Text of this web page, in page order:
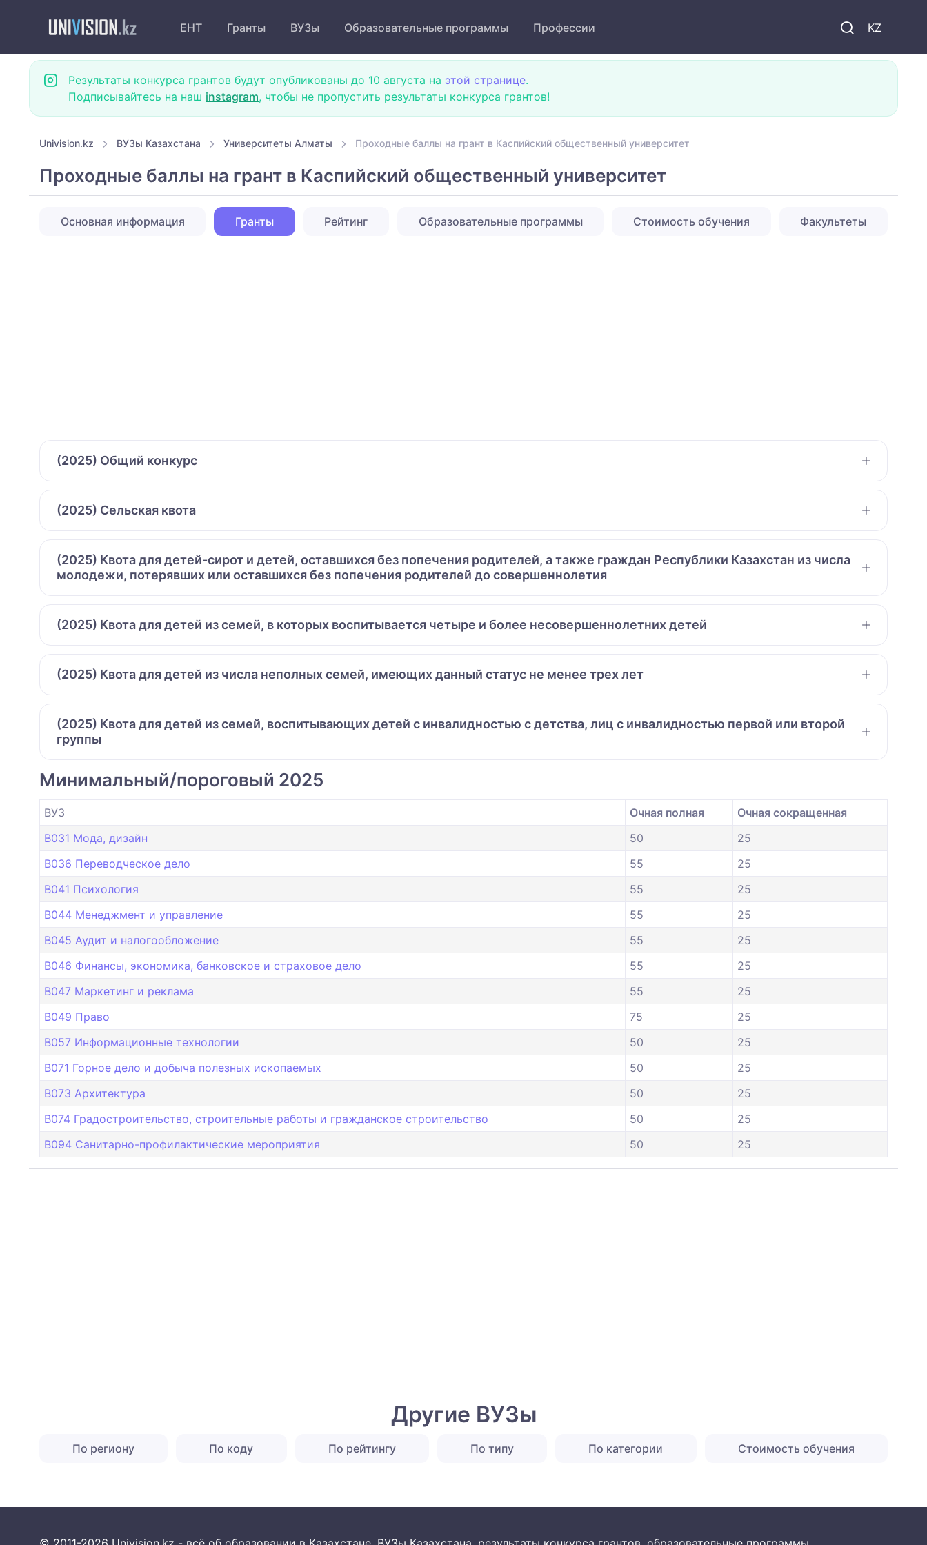
KZ
ЕНТ Гранты ВУЗы Образовательные программы Профессии
Результаты конкурса грантов будут опубликованы до 10 августа на этой странице.
Подписывайтесь на наш instagram, чтобы не пропустить результаты конкурса грантов!
Univision.kz ВУЗы Казахстана Университеты Алматы Проходные баллы на грант в Каспийский общественный университет
Проходные баллы на грант в Каспийский общественный университет
Основная информация Гранты Рейтинг Образовательные программы Стоимость обучения Факультеты
(2025) Общий конкурс
(2025) Сельская квота
(2025) Квота для детей-сирот и детей, оставшихся без попечения родителей, а также граждан Республики Казахстан из числа
молодежи, потерявших или оставшихся без попечения родителей до совершеннолетия
(2025) Квота для детей из семей, в которых воспитывается четыре и более несовершеннолетних детей
(2025) Квота для детей из числа неполных семей, имеющих данный статус не менее трех лет
(2025) Квота для детей из семей, воспитывающих детей с инвалидностью с детства, лиц с инвалидностью первой или второй
группы
Минимальный/пороговый 2025
ВУЗ Очная полная
Очная сокращенная
B031 Мода, дизайн
50
25
B036 Переводческое дело
55
25
B041 Психология
55
25
B044 Менеджмент и управление
55
25
B045 Аудит и налогообложение
55
25
B046 Финансы, экономика, банковское и страховое дело
55
25
B047 Маркетинг и реклама
55
25
B049 Право
75
25
B057 Информационные технологии
50
25
B071 Горное дело и добыча полезных ископаемых
50
25
B073 Архитектура
50
25
B074 Градостроительство, строительные работы и гражданское строительство
50
25
B094 Санитарно-профилактические мероприятия
50 25
Другие ВУЗы
По региону По коду По рейтингу По типу По категории Стоимость обучения